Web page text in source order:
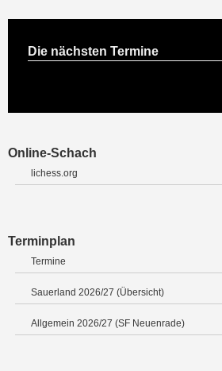
Die nächsten Termine
Online-Schach
lichess.org
Terminplan
Termine
Sauerland 2026/27 (Übersicht)
Allgemein 2026/27 (SF Neuenrade)